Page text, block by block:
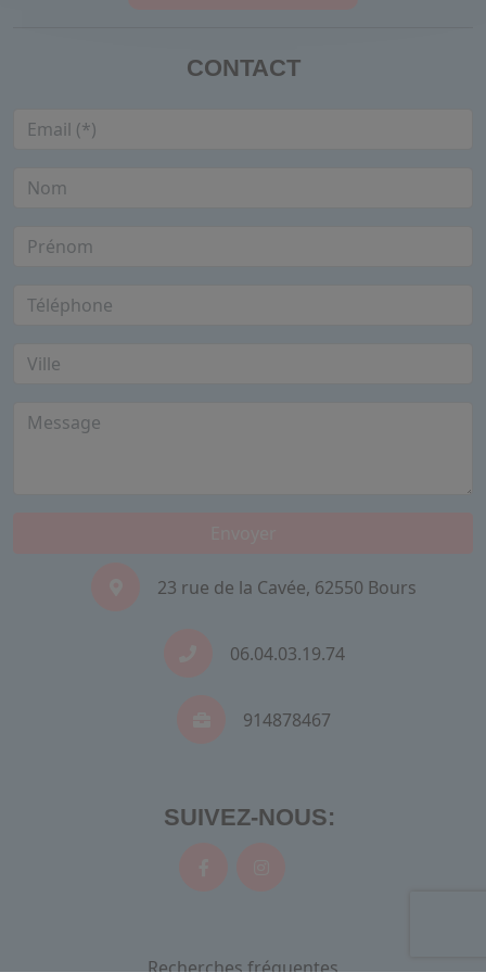
CONTACT
23 rue de la Cavée, 62550 Bours
06.04.03.19.74
914878467
SUIVEZ-NOUS:
Recherches fréquentes